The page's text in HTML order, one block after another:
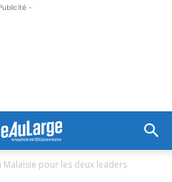
-
Malaisie pour les deux leaders